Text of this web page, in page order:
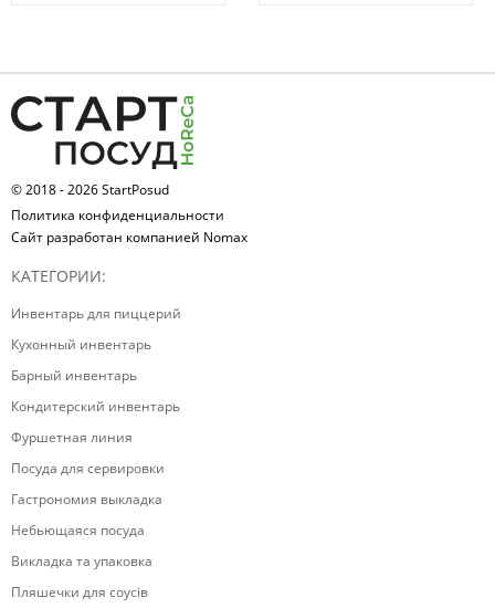
© 2018 - 2026 StartPosud
Политика конфиденциальности
Сайт разработан компанией Nomax
КАТЕГОРИИ:
Инвентарь для пиццерий
Кухонный инвентарь
Барный инвентарь
Кондитерский инвентарь
Фуршетная линия
Посуда для сервировки
Гастрономия выкладка
Небьющаяся посуда
Викладка та упаковка
Пляшечки для соусів